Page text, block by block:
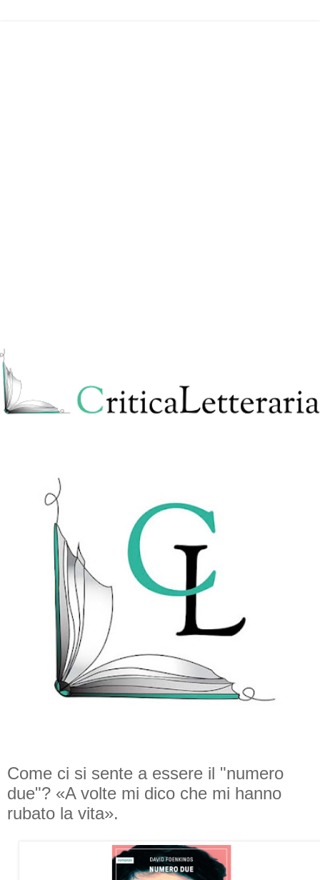
Come ci si sente a essere il "numero
due"? «A volte mi dico che mi hanno
rubato la vita».